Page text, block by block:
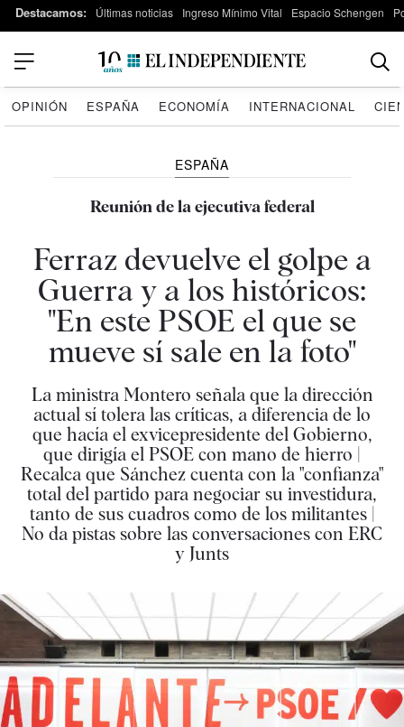
Destacamos: Últimas noticias Ingreso Mínimo Vital Espacio Schengen
OPINIÓN ESPAÑA ECONOMÍA INTERNACIONAL
ESPAÑA
Reunión de la ejecutiva federal
Ferraz devuelve el golpe a
Guerra y a los históricos:
"En este PSOE el que se
mueve sí sale en la foto"
La ministra Montero señala que la dirección
actual sí tolera las críticas, a diferencia de lo
que hacía el exvicepresidente del Gobierno,
que dirigía el PSOE con mano de hierro |
Recalca que Sánchez cuenta con la "confianza"
total del partido para negociar su investidura,
tanto de sus cuadros como de los militantes |
No da pistas sobre las conversaciones con ERC
y Junts